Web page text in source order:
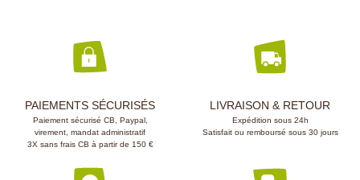
PAIEMENTS SÉCURISÉS
Paiement sécurisé CB, Paypal,
virement, mandat administratif
3X sans frais CB à partir de 150 €
LIVRAISON & RETOUR
Expédition sous 24h
Satisfait ou remboursé sous 30 jours